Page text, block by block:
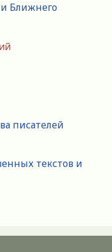
Ближнего
писателей
текстов и